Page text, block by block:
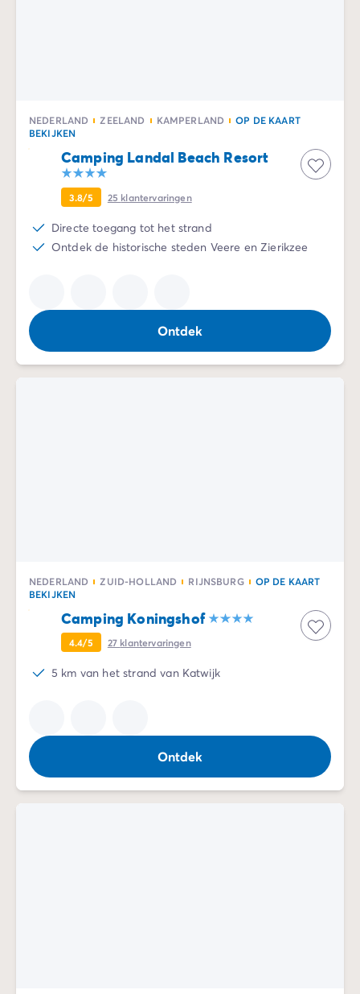
NEDERLAND ZEELAND KAMPERLAND
OP DE KAART
BEKIJKEN
Camping Landal Beach Resort
3.8/5 25 klantervaringen
Directe toegang tot het strand
Ontdek de historische steden Veere en Zierikzee
Ontdek
NEDERLAND ZUID-HOLLAND RIJNSBURG
OP DE KAART
BEKIJKEN
Camping Koningshof
4.4/5 27 klantervaringen
5 km van het strand van Katwijk
Ontdek